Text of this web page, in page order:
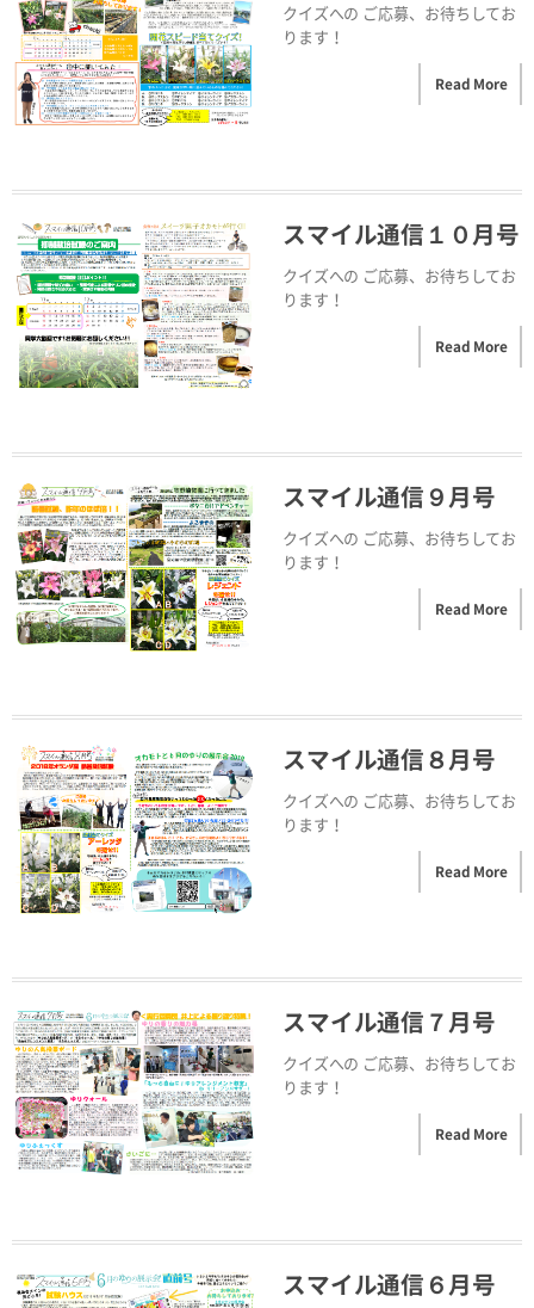
クイズへの ご応募、お待ちしてお
ります！
Read More
スマイル通信１０月号
クイズへの ご応募、お待ちしてお
ります！
Read More
スマイル通信９月号
クイズへの ご応募、お待ちしてお
ります！
Read More
スマイル通信８月号
クイズへの ご応募、お待ちしてお
ります！
Read More
スマイル通信７月号
クイズへの ご応募、お待ちしてお
ります！
Read More
スマイル通信６月号